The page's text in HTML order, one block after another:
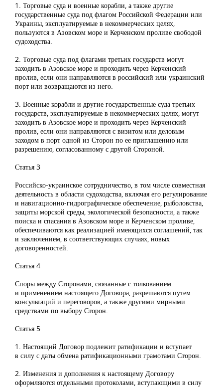
1. Торговые суда и военные корабли, а также другие
государственные суда под флагом Российской Федерации или
Украины, эксплуатируемые в некоммерческих целях,
пользуются в Азовском море и Керченском проливе свободой
судоходства.
2. Торговые суда под флагами третьих государств могут
заходить в Азовское море и проходить через Керченский
пролив, если они направляются в российский или украинский
порт или возвращаются из него.
3. Военные корабли и другие государственные суда третьих
государств, эксплуатируемые в некоммерческих целях, могут
заходить в Азовское море и проходить через Керченский
пролив, если они направляются с визитом или деловым
заходом в порт одной из Сторон по ее приглашению или
разрешению, согласованному с другой Стороной.
Статья 3
Российско-украинское сотрудничество, в том числе совместная
деятельность в области судоходства, включая его регулирование
и навигационно-гидрографическое обеспечение, рыболовства,
защиты морской среды, экологической безопасности, а также
поиска и спасания в Азовском море и Керченском проливе,
обеспечиваются как реализацией имеющихся соглашений, так
и заключением, в соответствующих случаях, новых
договоренностей.
Статья 4
Споры между Сторонами, связанные с толкованием
и применением настоящего Договора, разрешаются путем
консультаций и переговоров, а также другими мирными
средствами по выбору Сторон.
Статья 5
1. Настоящий Договор подлежит ратификации и вступает
в силу с даты обмена ратификационными грамотами Сторон.
2. Изменения и дополнения к настоящему Договору
оформляются отдельными протоколами, вступающими в силу